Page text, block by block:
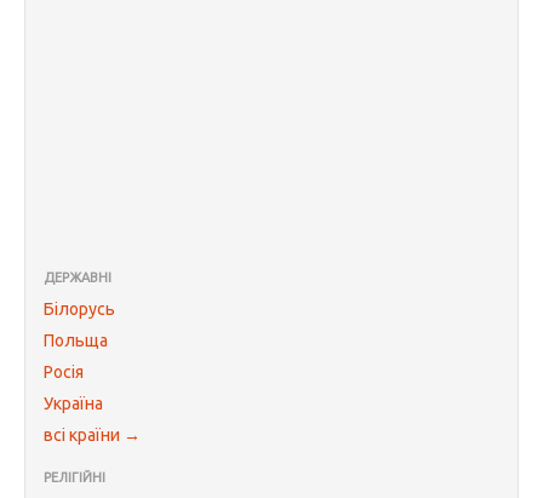
ДЕРЖАВНІ
Білорусь
Польща
Росія
Україна
всі країни →
РЕЛІГІЙНІ